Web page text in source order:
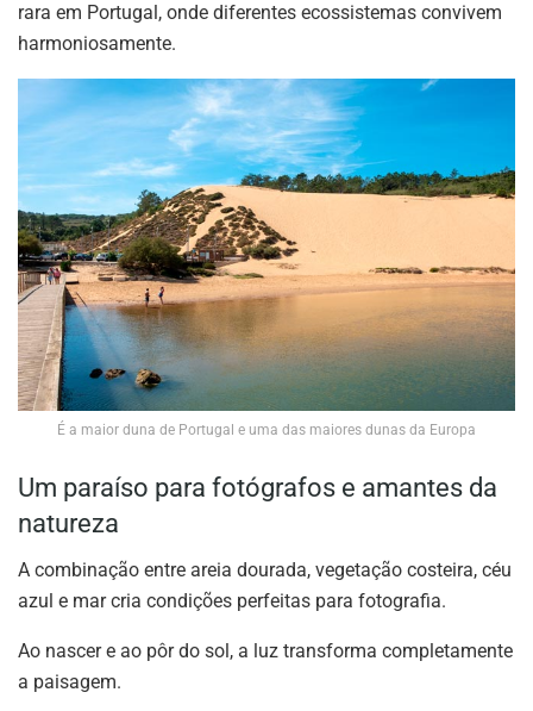
rara em Portugal, onde diferentes ecossistemas convivem
harmoniosamente.
É a maior duna de Portugal e uma das maiores dunas da Europa
Um paraíso para fotógrafos e amantes da
natureza
A combinação entre areia dourada, vegetação costeira, céu
azul e mar cria condições perfeitas para fotografia.
Ao nascer e ao pôr do sol, a luz transforma completamente
a paisagem.